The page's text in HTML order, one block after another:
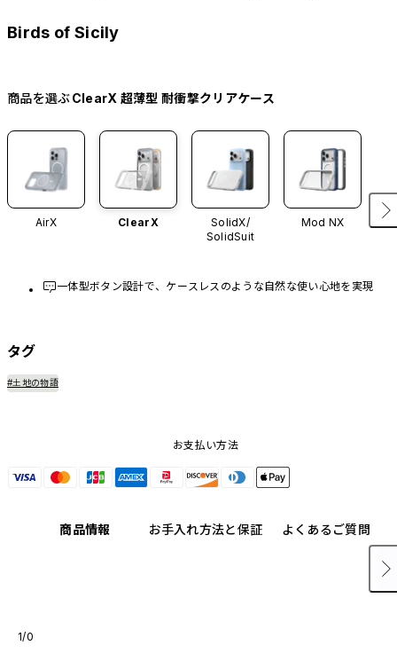
Birds of Sicily
商品を選ぶClearX 超薄型 耐衝撃クリアケース
AirX ClearX
SolidX/
SolidSuit
Mod NX
一体型ボタン設計で、ケースレスのような自然な使い心地を実現
タグ
#土地の物語
お支払い方法
商品情報 お手入れ方法と保証 よくあるご質問
1/0